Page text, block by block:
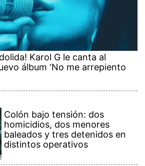
Karol G le canta al
álbum ‘No me arrepiento
Colón bajo tensión: dos
homicidios, dos menores
baleados y tres detenidos en
distintos operativos